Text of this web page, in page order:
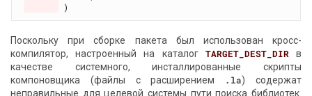
Поскольку при сборке пакета был использован кросс-
компилятор, настроенный на каталог TARGET_DEST_DIRв
качестве системного, инсталлированные скрипты
компоновщика (файлы с расширением
.la) содержат
неправильные для целевой системы пути поиска библиотек.